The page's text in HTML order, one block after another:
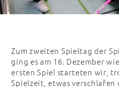
Zum zweiten Spieltag der
ging es am 16. Dezember
ersten Spiel starteten wir,
Spielzeit, etwas